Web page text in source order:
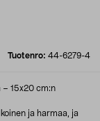
Tuotenro: 44-6279-4
– 15x20 cm:n
ja harmaa, ja